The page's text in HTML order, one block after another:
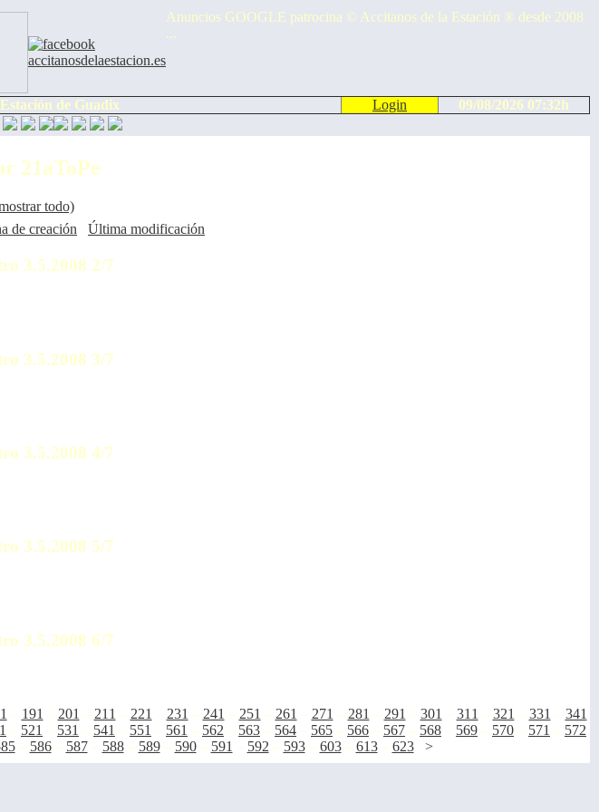
Anuncios GOOGLE patrocina © Accitanos de la Estación ® desde 2008
...
de Guadix Login 09/08/2026 07:32h
21aToPe
todo)
de creación Última modificación
3.5.2008 2/7
3.5.2008 3/7
3.5.2008 4/7
3.5.2008 5/7
3.5.2008 6/7
– 191 – 201 – 211 – 221 – 231 – 241 – 251 – 261 – 271 – 281 – 291 – 301 – 311 – 321 – 331 – 341
– 521 – 531 – 541 – 551 – 561 – 562 – 563 – 564 – 565 – 566 – 567 – 568 – 569 – 570 – 571 – 572
– 586– 587– 588– 589– 590– 591 – 592 – 593– 603– 613– 623 >